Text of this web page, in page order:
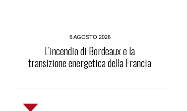
6 AGOSTO 2026
L’incendio di Bordeaux e la
transizione energetica della Francia